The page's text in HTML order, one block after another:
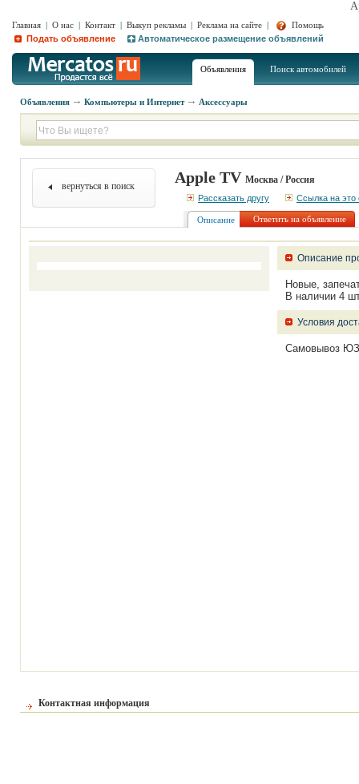
Главная | О нас | Контакт | Выкуп рекламы | Реклама на сайте |
Помощь
Подать объявление
Автоматическое размещение объявлений
Объявления Поиск автомобилей
Объявления Компьютеры и Интернет Аксессуары
вернуться в поиск Apple TV Москва / Россия
Рассказать другу Ссылка на это
Описание Ответить на объявление
Описание
Новые,
В наличии 4
Условия
Самовывоз
Контактная информация